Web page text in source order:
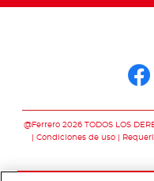
@Ferrero 2026 TODOS LOS
Condiciones de uso